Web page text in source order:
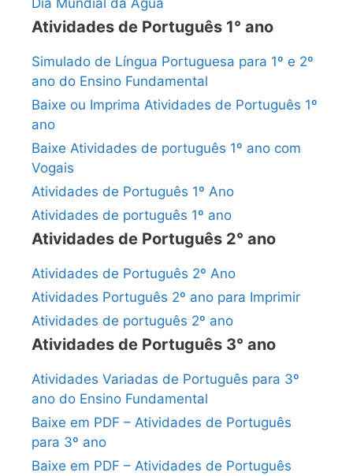
Atividades de Português 1° ano
Simulado de Língua Portuguesa para 1º e 2º
ano do Ensino Fundamental
Baixe ou Imprima Atividades de Português 1º
ano
Baixe Atividades de português 1º ano com
Vogais
Atividades de Português 1º Ano
Atividades de português 1º ano
Atividades de Português 2° ano
Atividades de Português 2º Ano
Atividades Português 2º ano para Imprimir
Atividades de português 2º ano
Atividades de Português 3° ano
Atividades Variadas de Português para 3º
ano do Ensino Fundamental
Baixe em PDF – Atividades de Português
para 3º ano
Baixe em PDF – Atividades de Português